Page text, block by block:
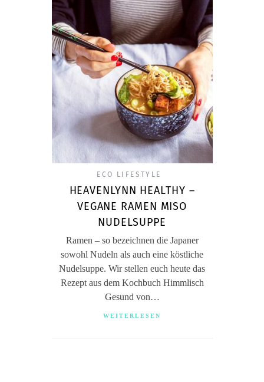
ECO LIFESTYLE
HEAVENLYNN HEALTHY –
VEGANE RAMEN MISO
NUDELSUPPE
Ramen – so bezeichnen die Japaner
sowohl Nudeln als auch eine köstliche
Nudelsuppe. Wir stellen euch heute das
Rezept aus dem Kochbuch Himmlisch
Gesund von…
WEITERLESEN